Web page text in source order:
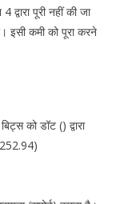
पूरी नहीं की जा
इसी कमी को पूरा करने
को डॉट () द्वारा